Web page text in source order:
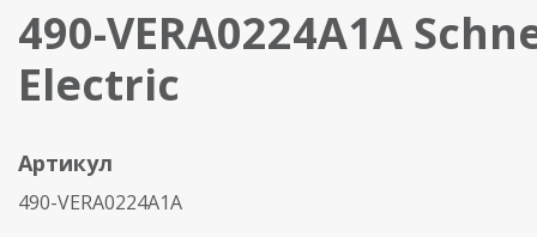
490-VERA0224A1A
Electric
Артикул
490-VERA0224A1A